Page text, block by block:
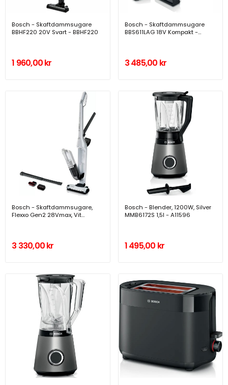
Bosch - Skaftdammsugare
BBHF220 20V Svart - BBHF220
1 960,00 kr
Bosch - Skaftdammsugare
BBS611LAG 18V Kompakt -
3 485,00 kr
Bosch - Skaftdammsugare,
Flexxo Gen2 28Vmax, Vit
3 330,00 kr
Bosch - Blender, 1200W, Silver
MMB6172S 1,5l - A11596
1 495,00 kr